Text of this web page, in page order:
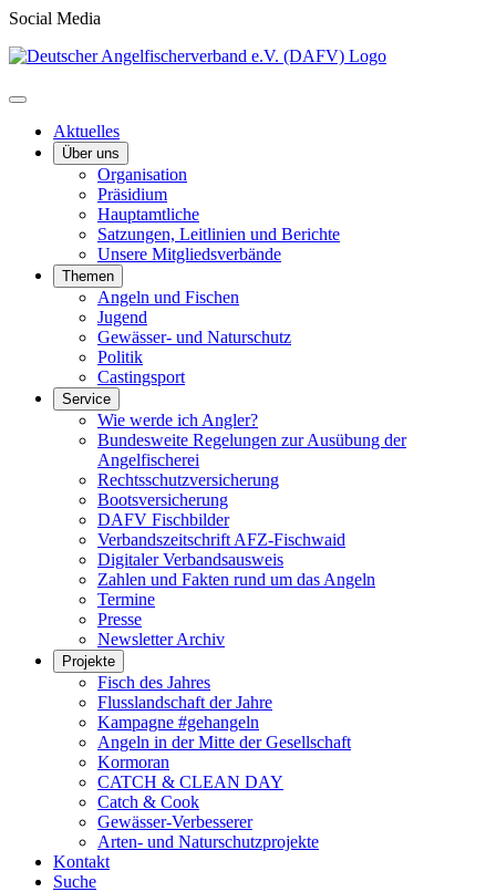
Social Media
Aktuelles
Über uns
Organisation
Präsidium
Hauptamtliche
Satzungen, Leitlinien und Berichte
Unsere Mitgliedsverbände
Themen
Angeln und Fischen
Jugend
Gewässer- und Naturschutz
Politik
Castingsport
Service
Wie werde ich Angler?
Bundesweite Regelungen zur Ausübung der
Angelfischerei
Rechtsschutzversicherung
Bootsversicherung
DAFV Fischbilder
Verbandszeitschrift AFZ-Fischwaid
Digitaler Verbandsausweis
Zahlen und Fakten rund um das Angeln
Termine
Presse
Newsletter Archiv
Projekte
Fisch des Jahres
Flusslandschaft der Jahre
Kampagne #gehangeln
Angeln in der Mitte der Gesellschaft
Kormoran
CATCH & CLEAN DAY
Catch & Cook
Gewässer-Verbesserer
Arten- und Naturschutzprojekte
Kontakt
Suche